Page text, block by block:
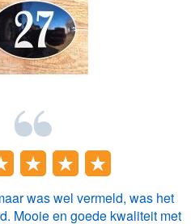
was wel vermeld, was het
Mooie en goede kwaliteit met